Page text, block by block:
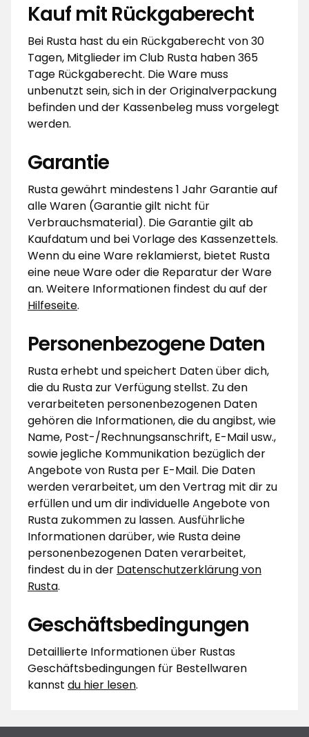
Kauf mit Rückgaberecht
Bei Rusta hast du ein Rückgaberecht von 30
Tagen, Mitglieder im Club Rusta haben 365
Tage Rückgaberecht. Die Ware muss
unbenutzt sein, sich in der Originalverpackung
befinden und der Kassenbeleg muss vorgelegt
werden.
Garantie
Rusta gewährt mindestens 1 Jahr Garantie auf
alle Waren (Garantie gilt nicht für
Verbrauchsmaterial). Die Garantie gilt ab
Kaufdatum und bei Vorlage des Kassenzettels.
Wenn du eine Ware reklamierst, bietet Rusta
eine neue Ware oder die Reparatur der Ware
an. Weitere Informationen findest du auf der
Hilfeseite.
Personenbezogene Daten
Rusta erhebt und speichert Daten über dich,
die du Rusta zur Verfügung stellst. Zu den
verarbeiteten personenbezogenen Daten
gehören die Informationen, die du angibst, wie
Name, Post-/Rechnungsanschrift, E-Mail usw.,
sowie jegliche Kommunikation bezüglich der
Angebote von Rusta per E-Mail. Die Daten
werden verarbeitet, um den Vertrag mit dir zu
erfüllen und um dir individuelle Angebote von
Rusta zukommen zu lassen. Ausführliche
Informationen darüber, wie Rusta deine
personenbezogenen Daten verarbeitet,
findest du in der Datenschutzerklärung von
Rusta.
Geschäftsbedingungen
Detaillierte Informationen über Rustas
Geschäftsbedingungen für Bestellwaren
kannst du hier lesen.